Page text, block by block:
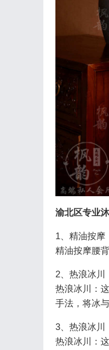
渝北区专业
1、精油按摩
精油按摩腰
2、热浪冰川
热浪冰川：
手法，将冰
3、热浪冰川
热浪冰川：